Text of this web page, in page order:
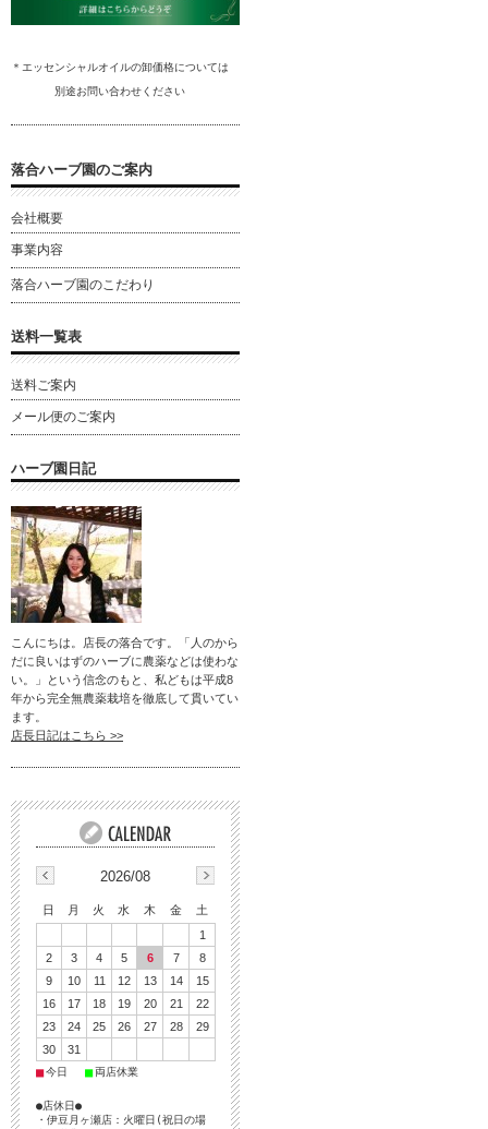
＊エッセンシャルオイルの卸価格については
別途お問い合わせください
落合ハーブ園のご案内
会社概要
事業内容
落合ハーブ園のこだわり
送料一覧表
送料ご案内
メール便のご案内
ハーブ園日記
こんにちは。店長の落合です。「人のから
だに良いはずのハーブに農薬などは使わな
い。」という信念のもと、私どもは平成8
年から完全無農薬栽培を徹底して貫いてい
ます。
店長日記はこちら >>
2026/08
日 月 火 水 木 金
土
1
2
3 4 5 6 7
8
9
10 11 12 13 14
15
16
17 18 19 20 21
22
23
24 25 26 27 28
29
30
31
■今日 ■両店休業
●店休日●
・伊豆月ヶ瀬店：火曜日(祝日の場